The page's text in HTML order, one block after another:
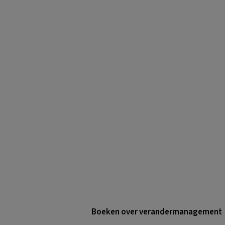
Boeken over verandermanagement